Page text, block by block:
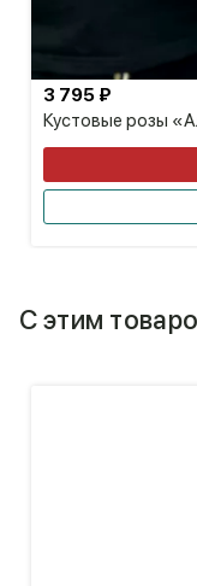
Кустовые розы
3 795 ₽
С этим